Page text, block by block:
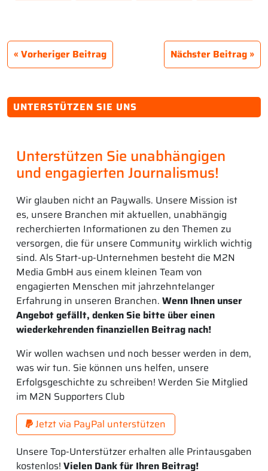
Vorheriger Beitrag Nächster Beitrag
UNTERSTÜTZEN SIE UNS
Unterstützen Sie unabhängigen
und engagierten Journalismus!
Wir glauben nicht an Paywalls. Unsere Mission ist
es, unsere Branchen mit aktuellen, unabhängig
recherchierten Informationen zu den Themen zu
versorgen, die für unsere Community wirklich wichtig
sind. Als Start-up-Unternehmen besteht die M2N
Media GmbH aus einem kleinen Team von
engagierten Menschen mit jahrzehntelanger
Erfahrung in unseren Branchen. Wenn Ihnen unser
Angebot gefällt, denken Sie bitte über einen
wiederkehrenden finanziellen Beitrag nach!
Wir wollen wachsen und noch besser werden in dem,
was wir tun. Sie können uns helfen, unsere
Erfolgsgeschichte zu schreiben! Werden Sie Mitglied
im M2N Supporters Club
Jetzt via PayPal unterstützen
Unsere Top-Unterstützer erhalten alle Printausgaben
kostenlos! Vielen Dank für Ihren Beitrag!